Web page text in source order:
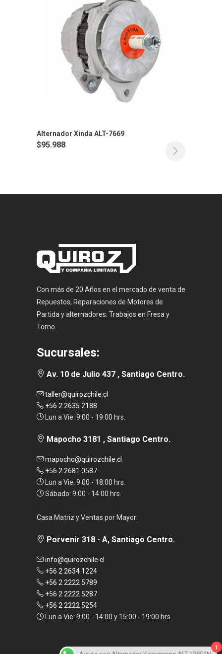
Alternador Xinda ALT-7669
$95.988
Con más de 20 Años en el mercado de venta de
Repuestos, Reparaciones de Motores de
Partida y alternadores. Trabajos en Fresa y
Torno.
Sucursales:
Av. 10 de Julio 437 , Santiago Centro.
taller@quirozchile.cl
+56 2 2635 2188
Lun a Vie: 9:00 - 19:00 hrs.
Mapocho 3181 , Santiago Centro.
mapocho@quirozchile.cl
+56 2 2681 0587
Lun a Vie: 9:00 - 18:00 hrs.
Sábado: 9:00 - 14:00 hrs.
Casa Matriz y Ventas por Mayor:
Porvenir 318 - A, Santiago Centro.
info@quirozchile.cl
+56 2 2634 1224
+56 2 2222 5789
+56 2 2222 5287
+56 2 2222 5254
Lun a Vie: 9:00 - 14:00 y 15:00 - 19:00 hrs.
1